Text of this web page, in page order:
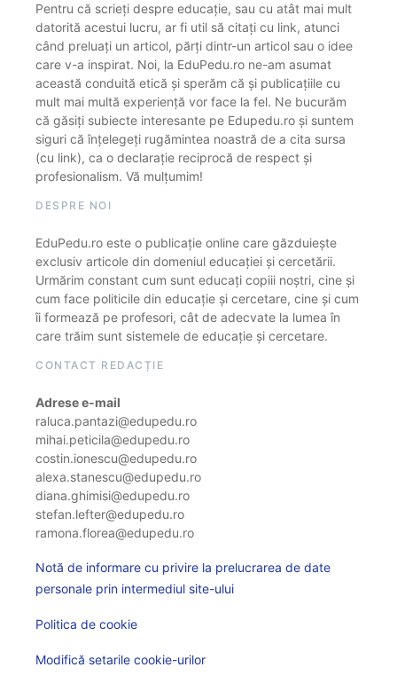
Pentru că scrieți despre educație, sau cu atât mai mult
datorită acestui lucru, ar fi util să citați cu link, atunci
când preluați un articol, părți dintr-un articol sau o idee
care v-a inspirat. Noi, la EduPedu.ro ne-am asumat
această conduită etică și sperăm că și publicațiile cu
mult mai multă experiență vor face la fel. Ne bucurăm
că găsiți subiecte interesante pe Edupedu.ro și suntem
siguri că înțelegeți rugămintea noastră de a cita sursa
(cu link), ca o declarație reciprocă de respect și
profesionalism. Vă mulțumim!
DESPRE NOI
EduPedu.ro este o publicație online care găzduiește
exclusiv articole din domeniul educației și cercetării.
Urmărim constant cum sunt educați copiii noștri, cine și
cum face politicile din educație și cercetare, cine și cum
îi formează pe profesori, cât de adecvate la lumea în
care trăim sunt sistemele de educație și cercetare.
CONTACT REDACȚIE
Adrese e-mail
raluca.pantazi@edupedu.ro
mihai.peticila@edupedu.ro
costin.ionescu@edupedu.ro
alexa.stanescu@edupedu.ro
diana.ghimisi@edupedu.ro
stefan.lefter@edupedu.ro
ramona.florea@edupedu.ro
Notă de informare cu privire la prelucrarea de date
personale prin intermediul site-ului
Politica de cookie
Modifică setarile cookie-urilor